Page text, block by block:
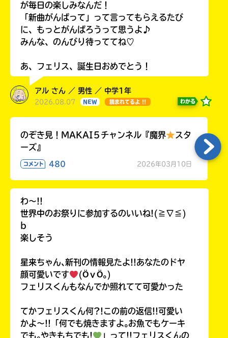
が毎日の楽しみなんだ！
「新曲がんばって」って言ってもらえるたび
に、もっとがんばろうって思うよ♪
みんな、のんびり待っててね♡
あ、フェリス、誕生日おめでとう！
アル さん ／ 男性 ／ 中学1年
2026.08.07 NEW 読まれてるよ !! わかる
のぞき見！MAKAI５チャンネル『魔界
スタ
ーズ』
コメント 480 2026年03月10日
わ〜!!
世界中のお祭りに参加するのいいね!(≧∇≦)
b
楽しそう
星来ちゃん､新刊の情報見たよ!!あなたのドヤ
顔可愛いです
(ӦｖӦ｡)
フェリスくんもなんでか照れてて可愛かった
てかフェリスくん何?!この前の返信!!可愛い
かよ〜!!「何でも焼きますよ｡お魚でもケーキ
でも｡やきもちでも!
」って!!フェリスくんの